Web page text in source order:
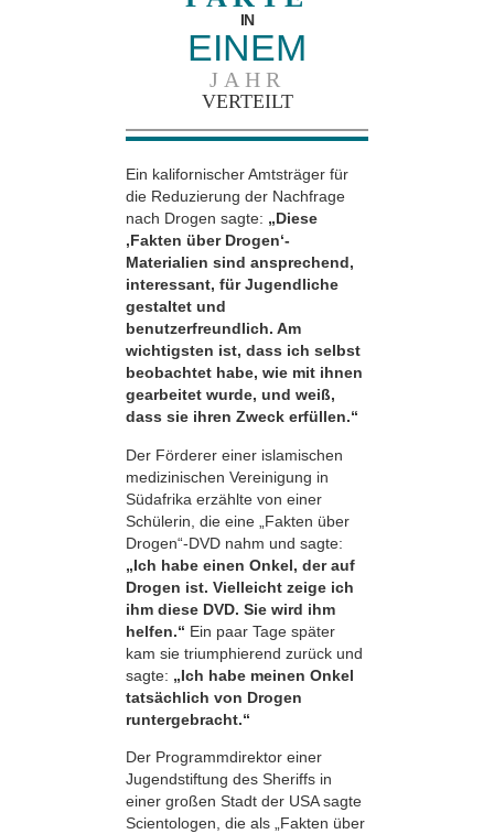
IN
EINEM
JAHR
VERTEILT
Ein kalifornischer Amtsträger für
die Reduzierung der Nachfrage
nach Drogen sagte: „Diese
‚Fakten über Drogen‘-
Materialien sind ansprechend,
interessant, für Jugendliche
gestaltet und
benutzerfreundlich. Am
wichtigsten ist, dass ich selbst
beobachtet habe, wie mit ihnen
gearbeitet wurde, und weiß,
dass sie ihren Zweck erfüllen.“
Der Förderer einer islamischen
medizinischen Vereinigung in
Südafrika erzählte von einer
Schülerin, die eine „Fakten über
Drogen“-DVD nahm und sagte:
„Ich habe einen Onkel, der auf
Drogen ist. Vielleicht zeige ich
ihm diese DVD. Sie wird ihm
helfen.“ Ein paar Tage später
kam sie triumphierend zurück und
sagte: „Ich habe meinen Onkel
tatsächlich von Drogen
runtergebracht.“
Der Programmdirektor einer
Jugendstiftung des Sheriffs in
einer großen Stadt der USA sagte
Scientologen, die als „Fakten über